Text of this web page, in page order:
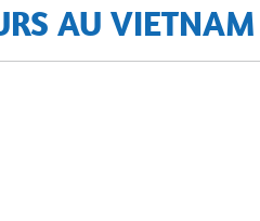
AU VIETNAM